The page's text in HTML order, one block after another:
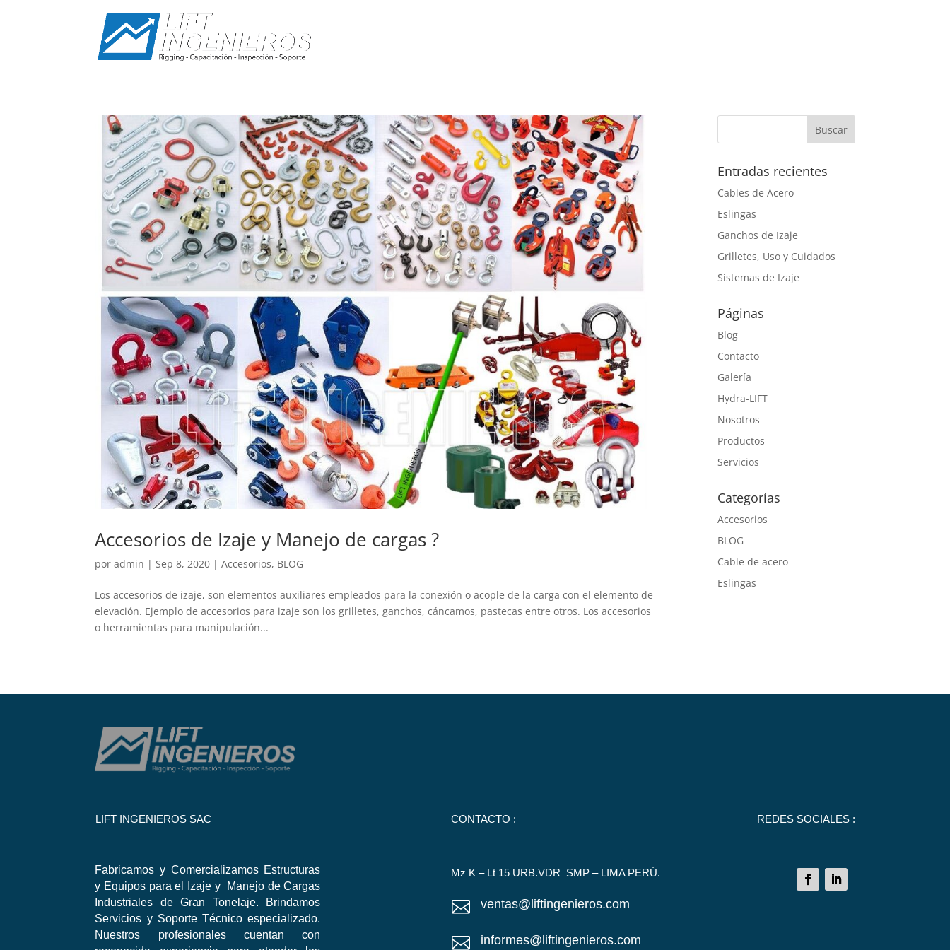
Accesorios de Izaje y Manejo de cargas ?
poradmin | Sep 8, 2020 |Accesorios, BLOG
Los accesorios de izaje, son elementos auxiliares empleados para la conexión o acople de la carga con el elemento de
elevación. Ejemplo de accesorios para izaje son los grilletes, ganchos, cáncamos, pastecas entre otros. Los accesorios
o herramientas para manipulación...
Entradas recientes
Cables de Acero
Eslingas
Ganchos de Izaje
Grilletes, Uso y Cuidados
Sistemas de Izaje
Páginas
Blog
Contacto
Galería
Hydra-LIFT
Nosotros
Productos
Servicios
Categorías
Accesorios
BLOG
Cable de acero
Eslingas
LIFT INGENIEROS SAC
Fabricamos y Comercializamos Estructuras
y Equipos para el Izaje y Manejo de Cargas
Industriales de Gran Tonelaje. Brindamos
Servicios y Soporte Técnico especializado.
Nuestros profesionales cuentan con
CONTACTO :
Mz K – Lt 15 URB.VDR SMP – LIMA PERÚ.
 ventas@liftingenieros.com
 informes@liftingenieros.com
REDES SOCIALES :